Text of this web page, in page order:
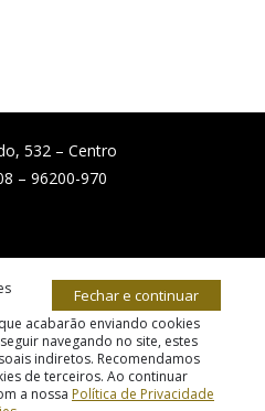
532 – Centro
– 96200-970
os direitos reservados.
Fechar e continuar
acabarão enviando cookies
navegando no site, estes
indiretos. Recomendamos
de terceiros. Ao continuar
a nossa Política de Privacidade